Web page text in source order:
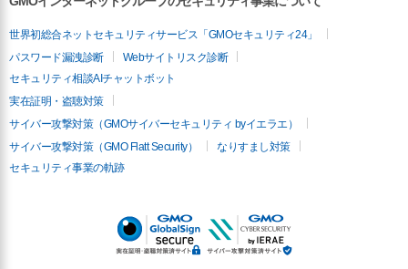
世界初総合ネットセキュリティサービス「GMOセキュリティ24」
パスワード漏洩診断
Webサイトリスク診断
セキュリティ相談AIチャットボット
実在証明・盗聴対策
サイバー攻撃対策（GMOサイバーセキュリティ byイエラエ）
サイバー攻撃対策（GMO Flatt Security）
なりすまし対策
セキュリティ事業の軌跡